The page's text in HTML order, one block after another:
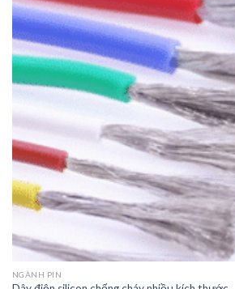
NGÀNH PIN